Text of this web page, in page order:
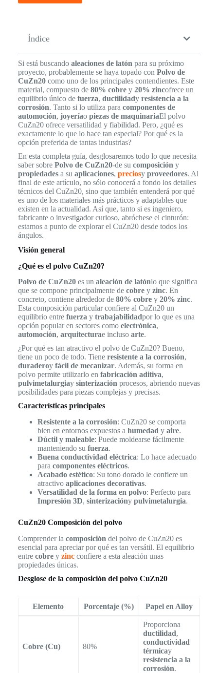
Índice
Si está buscando aleaciones de latón para su próximo
proyecto, probablemente se haya topado con Polvo de
CuZn20como uno de los principales contendientes. Este
material, compuesto de 80% cobrey 20% zincofrece un
equilibrio único de fuerza, ductilidady resistencia a la
corrosión. Tanto si lo utiliza para componentes de
automoción, joyeríao piezas de maquinariaEl polvo
CuZn20 ofrece versatilidad y fiabilidad. Pero, ¿qué es
exactamente lo que lo hace tan especial? Por qué es la
opción preferida de tantas industrias?
En esta completa guía, desglosaremos todo lo que necesita
saber sobre Polvo de CuZn20-de su composición y
propiedadesa su aplicaciones, preciosy proveedores. Al
final de este artículo, no sólo conocerá a fondo los detalles
técnicos del CuZn20, sino que también entenderá por qué
es uno de los materiales más prácticos y adaptables que
existen en la actualidad. Así que, tanto si es ingeniero,
fabricante o investigador curioso, abróchese el cinturón:
estamos a punto de explorar el CuZn20 desde todos los
ángulos.
Visión general
¿Qué es el polvo CuZn20?
Polvo de CuZn20es un aleación de latónlo que significa
que se compone principalmente de cobrey zinc. En
concreto, contiene alrededor de 80% cobrey 20% zinc.
Esta composición particular confiere al CuZn20 un
equilibrio entre fuerzay trabajabilidadpor lo que es una
opción popular en sectores como electrónica,
automoción, arquitecturae incluso arte.
¿Por qué es tan atractivo el polvo de CuZn20? Bueno,
tiene un poco de todo. Tiene resistente a la corrosión,
duraderoy fácil de mecanizar. Además, su forma en
polvo permite utilizarlo en fabricación aditiva,
pulvimetalurgiay sinterizaciónprocesos, abriendo nuevas
posibilidades para piezas complejas y precisas.
Características principales
Resistente a la corrosión: CuZn20 se comporta
bien en entornos expuestos a humedad y aire.
Dúctil y maleable: Puede moldearse fácilmente
manteniendo su fuerza.
Buena conductividad eléctrica: Lo hace adecuado
para componentes eléctricos.
Acabado estético: Su tono dorado le confiere un
atractivo aplicaciones decorativas.
Versatilidad de la forma en polvo: Perfecto para
Impresión 3D, sinterizacióny pulvimetalurgia.
CuZn20 Composición del polvo
Comprender la composición del polvo de CuZn20 es
esencial para apreciar por qué es tan versátil. El equilibrio
entre cobrey zinc confiere a esta aleación unas
propiedades únicas.
Desglose de la composición del polvo CuZn20
Elemento Porcentaje (%) Papel en Alloy
Cobre (Cu) 80%
Proporciona
ductilidad,
conductividad
térmicay
resistencia a la
corrosión.